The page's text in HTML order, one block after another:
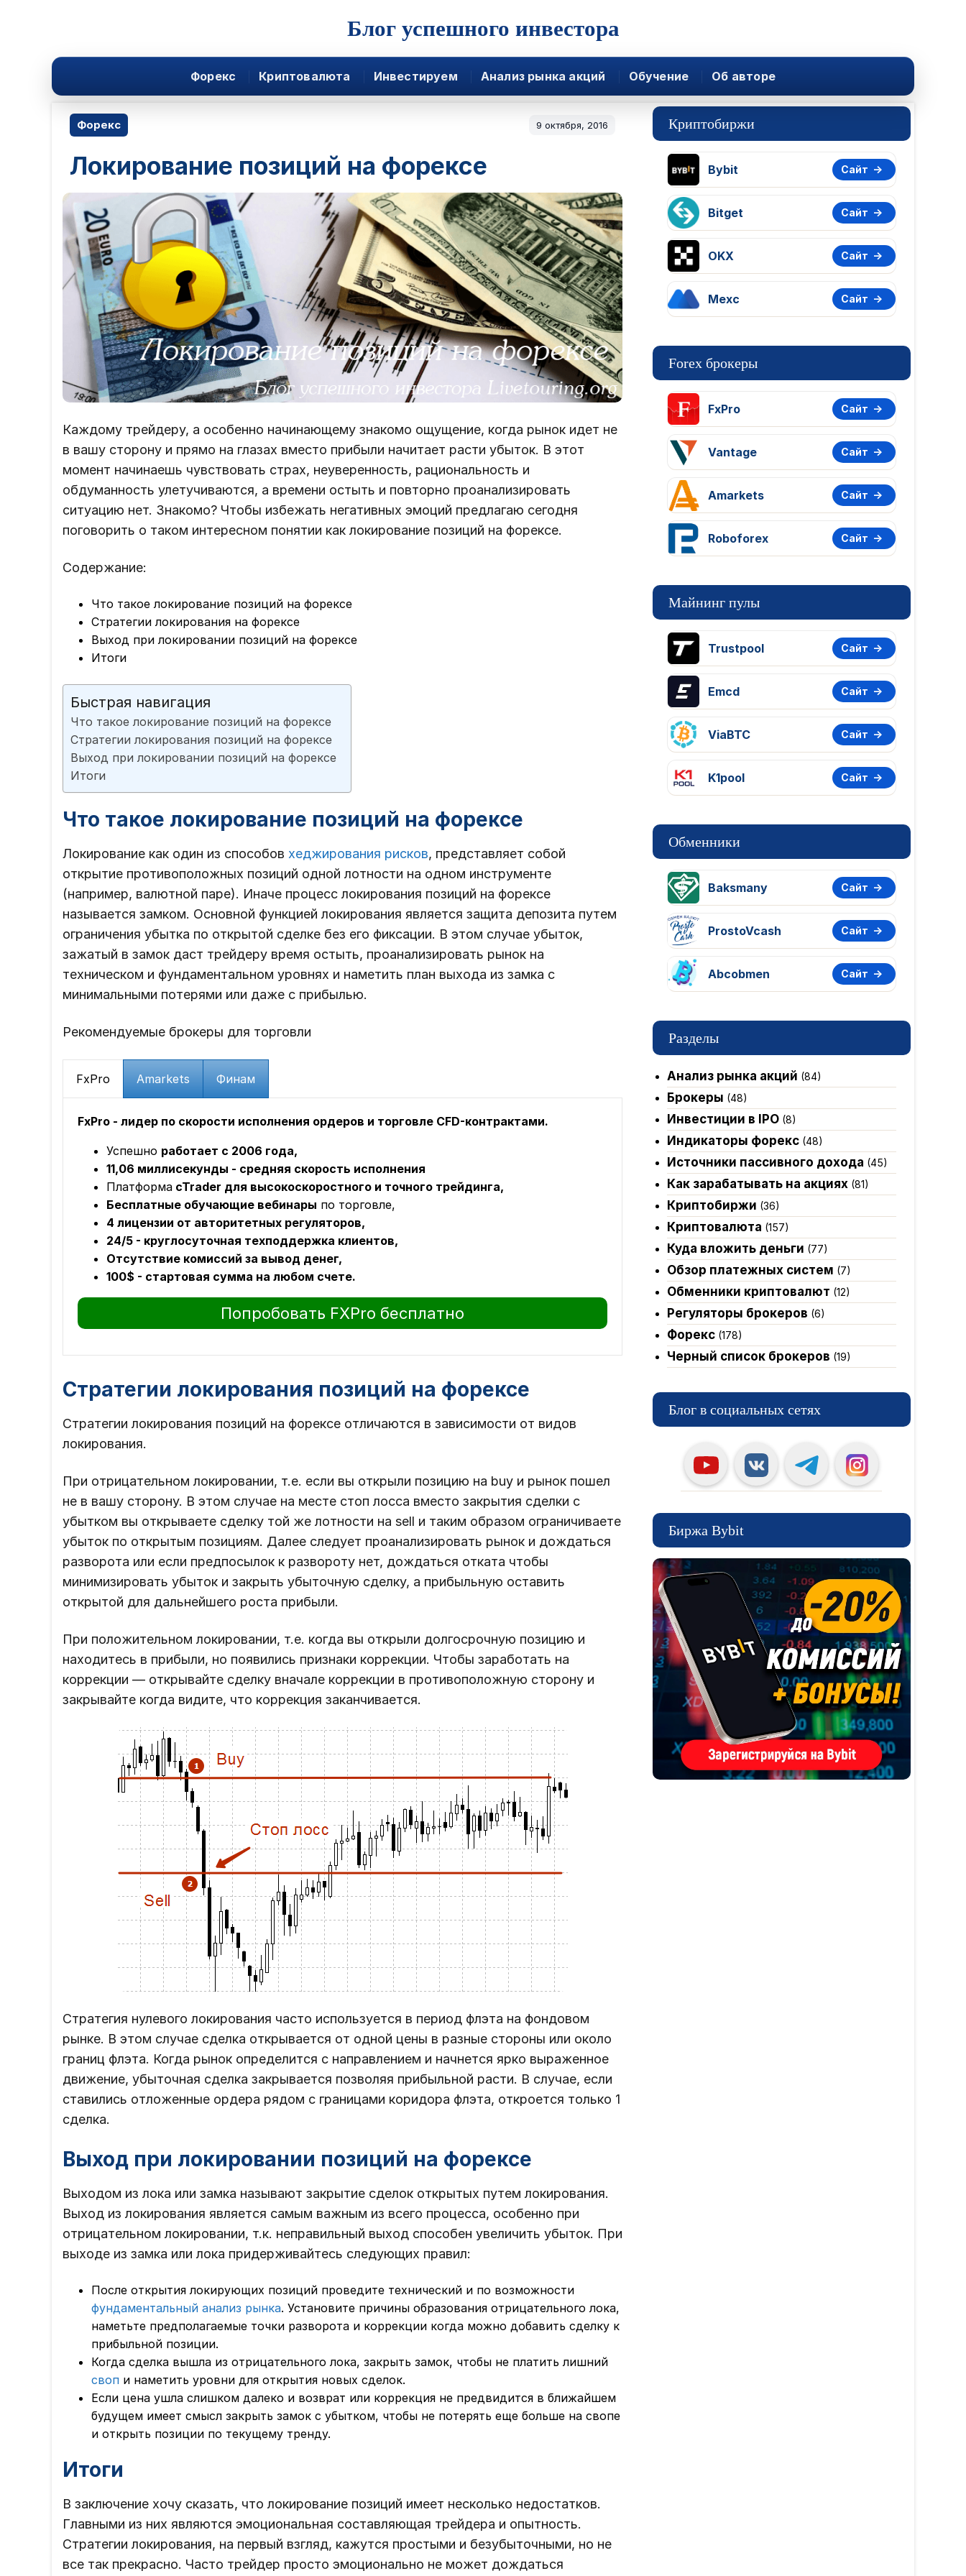
Блог успешного инвестора
Форекс Криптовалюта Инвестируем Анализ рынка акций Обучение Об авторе
Форекс 9 октября, 2016
Локирование позиций на форексе
Каждому трейдеру, а особенно начинающему знакомо ощущение, когда рынок идет не
в вашу сторону и прямо на глазах вместо прибыли начитает расти убыток. В этот
момент начинаешь чувствовать страх, неуверенность, рациональность и
обдуманность улетучиваются, а времени остыть и повторно проанализировать
ситуацию нет. Знакомо? Чтобы избежать негативных эмоций предлагаю сегодня
поговорить о таком интересном понятии как локирование позиций на форексе.
Содержание:
Что такое локирование позиций на форексе
Стратегии локирования на форексе
Выход при локировании позиций на форексе
Итоги
Быстрая навигация
Что такое локирование позиций на форексе
Стратегии локирования позиций на форексе
Выход при локировании позиций на форексе
Итоги
Что такое локирование позиций на форексе
Локирование как один из способов хеджирования рисков, представляет собой
открытие противоположных позиций одной лотности на одном инструменте
(например, валютной паре). Иначе процесс локирования позиций на форексе
называется замком. Основной функцией локирования является защита депозита путем
ограничения убытка по открытой сделке без его фиксации. В этом случае убыток,
зажатый в замок даст трейдеру время остыть, проанализировать рынок на
техническом и фундаментальном уровнях и наметить план выхода из замка с
минимальными потерями или даже с прибылью.
Рекомендуемые брокеры для торговли
FxPro Amarkets Финам
FxPro - лидер по скорости исполнения ордеров и торговле CFD-контрактами.
Успешно работает с 2006 года,
11,06 миллисекунды - средняя скорость исполнения
Платформа cTrader для высокоскоростного и точного трейдинга,
Бесплатные обучающие вебинары по торговле,
4 лицензии от авторитетных регуляторов,
24/5 - круглосуточная техподдержка клиентов,
Отсутствие комиссий за вывод денег,
100$ - стартовая сумма на любом счете.
Попробовать FXPro бесплатно
Стратегии локирования позиций на форексе
Стратегии локирования позиций на форексе отличаются в зависимости от видов
локирования.
При отрицательном локировании, т.е. если вы открыли позицию на buy и рынок пошел
не в вашу сторону. В этом случае на месте стоп лосса вместо закрытия сделки с
убытком вы открываете сделку той же лотности на sell и таким образом ограничиваете
убыток по открытым позициям. Далее следует проанализировать рынок и дождаться
разворота или если предпосылок к развороту нет, дождаться отката чтобы
минимизировать убыток и закрыть убыточную сделку, а прибыльную оставить
открытой для дальнейшего роста прибыли.
При положительном локировании, т.е. когда вы открыли долгосрочную позицию и
находитесь в прибыли, но появились признаки коррекции. Чтобы заработать на
коррекции — открывайте сделку вначале коррекции в противоположную сторону и
закрывайте когда видите, что коррекция заканчивается.
Стратегия нулевого локирования часто используется в период флэта на фондовом
рынке. В этом случае сделка открывается от одной цены в разные стороны или около
границ флэта. Когда рынок определится с направлением и начнется ярко выраженное
движение, убыточная сделка закрывается позволяя прибыльной расти. В случае, если
ставились отложенные ордера рядом с границами коридора флэта, откроется только 1
сделка.
Выход при локировании позиций на форексе
Выходом из лока или замка называют закрытие сделок открытых путем локирования.
Выход из локирования является самым важным из всего процесса, особенно при
отрицательном локировании, т.к. неправильный выход способен увеличить убыток. При
выходе из замка или лока придерживайтесь следующих правил:
После открытия локирующих позиций проведите технический и по возможности
фундаментальный анализ рынка. Установите причины образования отрицательного лока,
наметьте предполагаемые точки разворота и коррекции когда можно добавить сделку к
прибыльной позиции.
Когда сделка вышла из отрицательного лока, закрыть замок, чтобы не платить лишний
своп и наметить уровни для открытия новых сделок.
Если цена ушла слишком далеко и возврат или коррекция не предвидится в ближайшем
будущем имеет смысл закрыть замок с убытком, чтобы не потерять еще больше на свопе
и открыть позиции по текущему тренду.
Итоги
В заключение хочу сказать, что локирование позиций имеет несколько недостатков.
Главными из них являются эмоциональная составляющая трейдера и опытность.
Стратегии локирования, на первый взгляд, кажутся простыми и безубыточными, но не
все так прекрасно. Часто трейдер просто эмоционально не может дождаться
Криптобиржи
Bybit Сайт
Bitget Сайт
OKX Сайт
Mexc Сайт
Forex брокеры
FxPro Сайт
Vantage Сайт
Amarkets Сайт
Roboforex Сайт
Майнинг пулы
Trustpool Сайт
Emcd Сайт
ViaBTC Сайт
K1pool Сайт
Обменники
Baksmany Сайт
ProstoVcash Сайт
Abcobmen Сайт
Разделы
Анализ рынка акций (84)
Брокеры (48)
Инвестиции в IPO(8)
Индикаторы форекс(48)
Источники пассивного дохода (45)
Как зарабатывать на акциях(81)
Криптобиржи (36)
Криптовалюта (157)
Куда вложить деньги (77)
Обзор платежных систем (7)
Обменники криптовалют (12)
Регуляторы брокеров (6)
Форекс(178)
Черный список брокеров (19)
Блог в социальных сетях
Биржа Bybit